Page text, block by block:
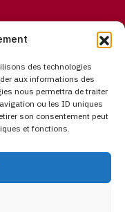
des technologies
aux informations des
nous permettra de traiter
ou les ID uniques
son consentement peut
et fonctions.
de protection des